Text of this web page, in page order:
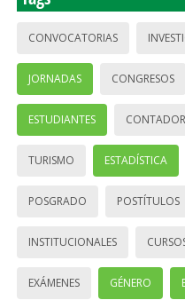
CONVOCATORIAS
JORNADAS CONGRESOS
ESTUDIANTES
TURISMO ESTADÍSTICA
POSGRADO POSTÍTULOS
INSTITUCIONALES
EXÁMENES GÉNERO